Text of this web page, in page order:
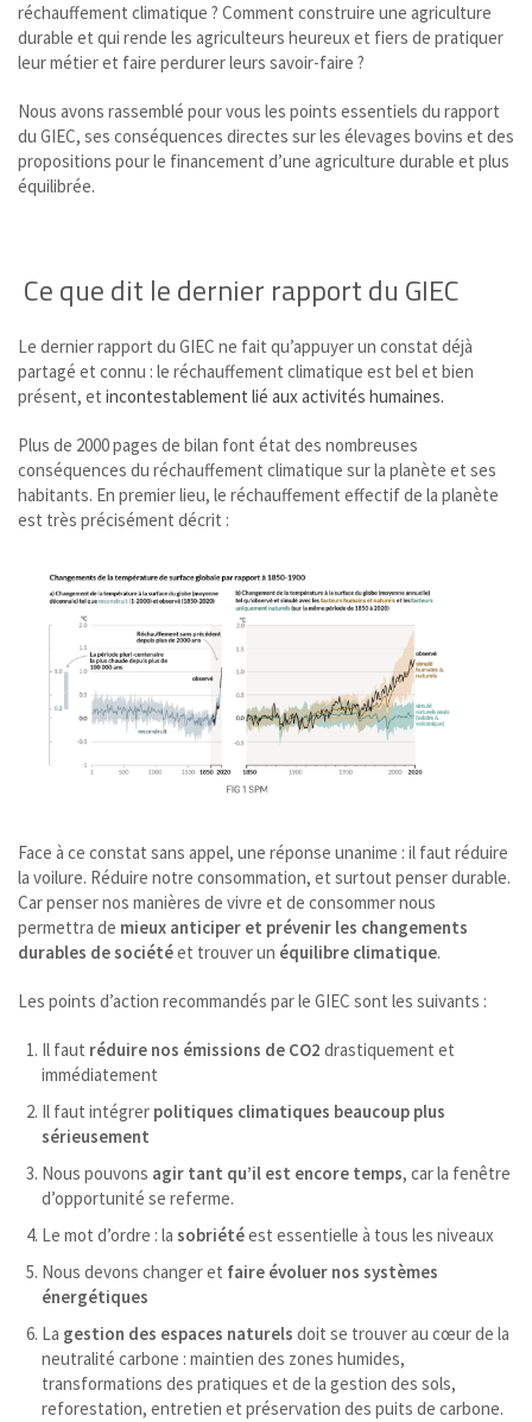
réchauffement climatique ? Comment construire une agriculture
durable et qui rende les agriculteurs heureux et fiers de pratiquer
leur métier et faire perdurer leurs savoir-faire ?
Nous avons rassemblé pour vous les points essentiels du rapport
du GIEC, ses conséquences directes sur les élevages bovins et des
propositions pour le financement d’une agriculture durable et plus
équilibrée.
Ce que dit le dernier rapport du GIEC
Le dernier rapport du GIEC ne fait qu’appuyer un constat déjà
partagé et connu : le réchauffement climatique est bel et bien
présent, et incontestablement lié aux activités humaines.
Plus de 2000 pages de bilan font état des nombreuses
conséquences du réchauffement climatique sur la planète et ses
habitants. En premier lieu, le réchauffement effectif de la planète
est très précisément décrit :
Face à ce constat sans appel, une réponse unanime : il faut réduire
la voilure. Réduire notre consommation, et surtout penser durable.
Car penser nos manières de vivre et de consommer nous
permettra de mieux anticiper et prévenir les changements
durables de sociétéet trouver un équilibre climatique.
Les points d’action recommandés par le GIEC sont les suivants :
Il faut réduire nos émissions de CO2 drastiquement et
immédiatement
Il faut intégrer politiques climatiques beaucoup plus
sérieusement
Nous pouvons agir tant qu’il est encore temps, car la fenêtre
d’opportunité se referme.
Le mot d’ordre : la sobriétéest essentielle à tous les niveaux
Nous devons changer et faire évoluer nos systèmes
énergétiques
La gestion des espaces naturels doit se trouver au cœur de la
neutralité carbone : maintien des zones humides,
transformations des pratiques et de la gestion des sols,
reforestation, entretien et préservation des puits de carbone.